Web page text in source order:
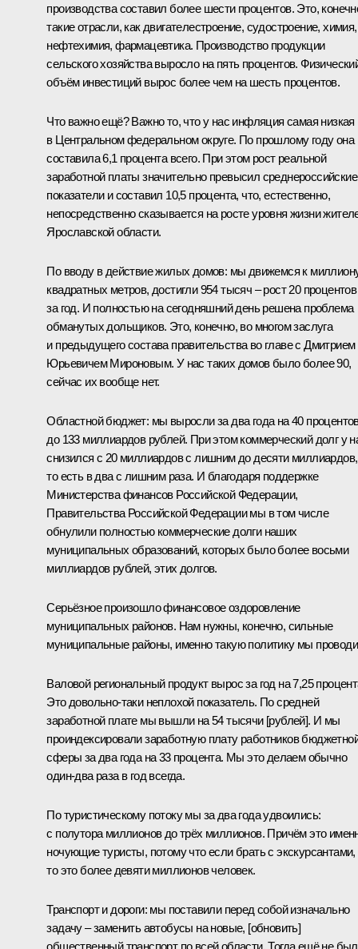
производства составил более шести процентов. Это,
такие отрасли, как двигателестроение, судостроение, химия,
нефтехимия, фармацевтика. Производство продукции
сельского хозяйства выросло на пять процентов.
объём инвестиций вырос более чем на шесть процентов.
Что важно ещё? Важно то, что у нас инфляция самая низкая
в Центральном федеральном округе. По прошлому году она
составила 6,1 процента всего. При этом рост реальной
заработной платы значительно превысил среднероссийские
показатели и составил 10,5 процента, что, естественно,
непосредственно сказывается на росте уровня жизни
Ярославской области.
По вводу в действие жилых домов: мы движемся к
квадратных метров, достигли 954 тысяч – рост 20 процентов
за год. И полностью на сегодняшний день решена проблема
обманутых дольщиков. Это, конечно, во многом заслуга
и предыдущего состава правительства во главе с Дмитрием
Юрьевичем Мироновым. У нас таких домов было более 90,
сейчас их вообще нет.
Областной бюджет: мы выросли за два года на 40
до 133 миллиардов рублей. При этом коммерческий долг у
снизился с 20 миллиардов с лишним до десяти миллиардов,
то есть в два с лишним раза. И благодаря поддержке
Министерства финансов Российской Федерации,
Правительства Российской Федерации мы в том числе
обнулили полностью коммерческие долги наших
муниципальных образований, которых было более восьми
миллиардов рублей, этих долгов.
Серьёзное произошло финансовое оздоровление
муниципальных районов. Нам нужны, конечно, сильные
муниципальные районы, именно такую политику мы
Валовой региональный продукт вырос за год на 7,25
Это довольно-таки неплохой показатель. По средней
заработной плате мы вышли на 54 тысячи [рублей]. И мы
проиндексировали заработную плату работников
сферы за два года на 33 процента. Мы это делаем обычно
один-два раза в год всегда.
По туристическому потоку мы за два года удвоились:
с полутора миллионов до трёх миллионов. Причём это
ночующие туристы, потому что если брать с экскурсантами,
то это более девяти миллионов человек.
Транспорт и дороги: мы поставили перед собой изначально
задачу – заменить автобусы на новые, [обновить]
общественный транспорт по всей области. Тогда ещё не